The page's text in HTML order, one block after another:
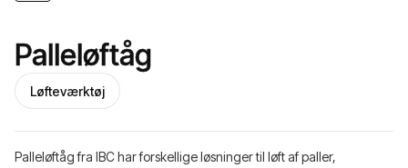
Palleløftåg
Løfteværktøj
Palleløftåg fra IBC har forskellige løsninger til løft af paller,